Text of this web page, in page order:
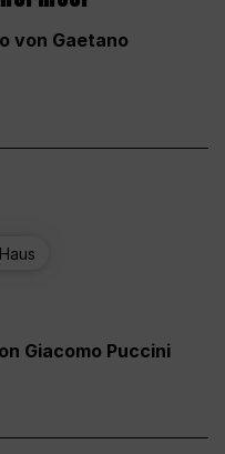
von Gaetano
Giacomo Puccini